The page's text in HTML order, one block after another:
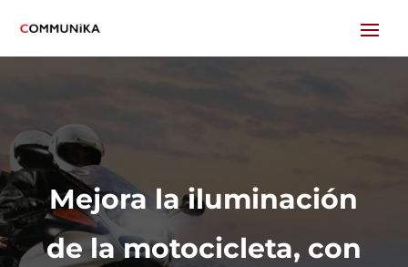
Mejora la iluminación
de la motocicleta, con